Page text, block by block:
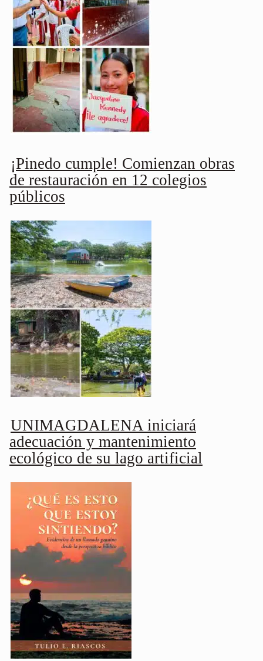
¡Pinedo cumple! Comienzan obras
de restauración en 12 colegios
públicos
UNIMAGDALENA iniciará
adecuación y mantenimiento
ecológico de su lago artificial